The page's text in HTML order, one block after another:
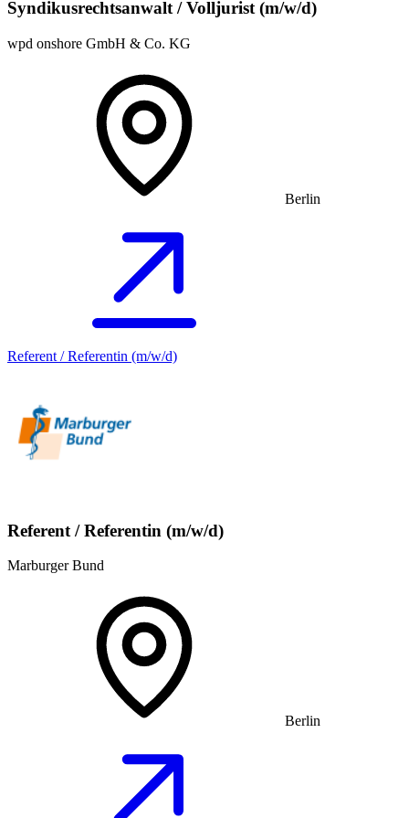
Syndikusrechtsanwalt / Volljurist (m/w/d)
wpd onshore GmbH & Co. KG
Berlin
Referent / Referentin (m/w/d)
Referent / Referentin (m/w/d)
Marburger Bund
Berlin